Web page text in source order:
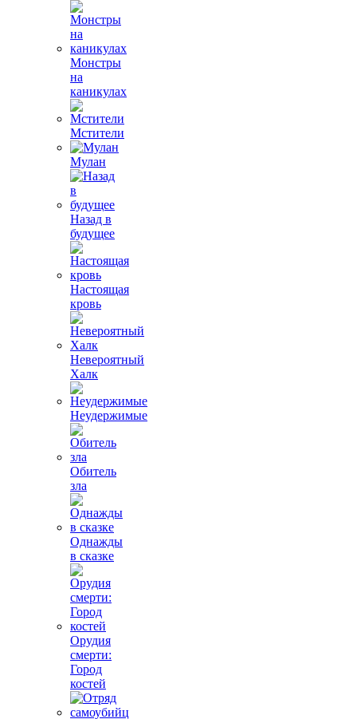
Монстры
на
каникулах
Мстители
Мулан
Назад в
будущее
Настоящая
кровь
Невероятный
Халк
Неудержимые
Обитель
зла
Однажды
в сказке
Орудия
смерти:
Город
костей